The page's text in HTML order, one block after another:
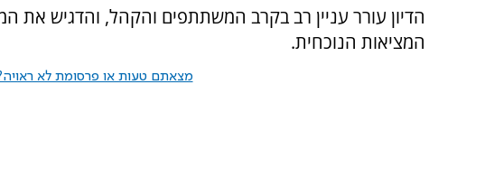
הדיון עורר עניין רב בקרב המשתתפים והקהל, והדגיש את
המציאות הנוכחית.
מצאתם טעות או פרסומת לא ראויה?